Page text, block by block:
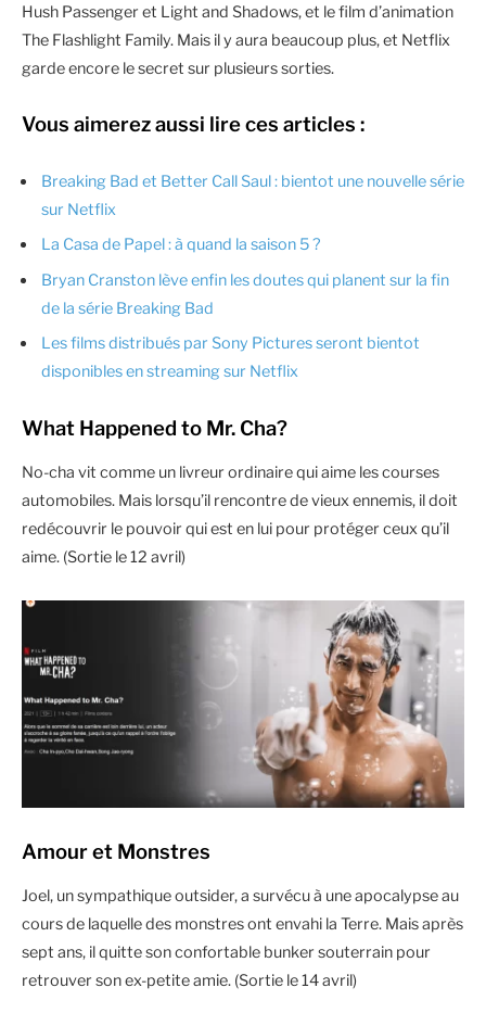
Hush Passenger et Light and Shadows, et le film d’animation
The Flashlight Family. Mais il y aura beaucoup plus, et Netflix
garde encore le secret sur plusieurs sorties.
Vous aimerez aussi lire ces articles :
Breaking Bad et Better Call Saul : bientot une nouvelle série
sur Netflix
La Casa de Papel : à quand la saison 5 ?
Bryan Cranston lève enfin les doutes qui planent sur la fin
de la série Breaking Bad
Les films distribués par Sony Pictures seront bientot
disponibles en streaming sur Netflix
What Happened to Mr. Cha?
No-cha vit comme un livreur ordinaire qui aime les courses
automobiles. Mais lorsqu’il rencontre de vieux ennemis, il doit
redécouvrir le pouvoir qui est en lui pour protéger ceux qu’il
aime. (Sortie le 12 avril)
Amour et Monstres
Joel, un sympathique outsider, a survécu à une apocalypse au
cours de laquelle des monstres ont envahi la Terre. Mais après
sept ans, il quitte son confortable bunker souterrain pour
retrouver son ex-petite amie. (Sortie le 14 avril)